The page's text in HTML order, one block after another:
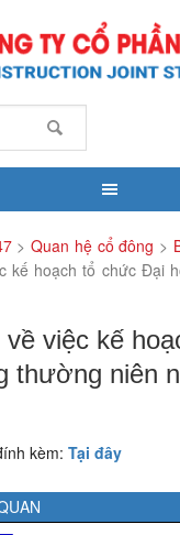
>Quan hệ cổ đông >
kế hoạch tổ chức Đại
về việc kế
thường niên
kèm: Tại đây